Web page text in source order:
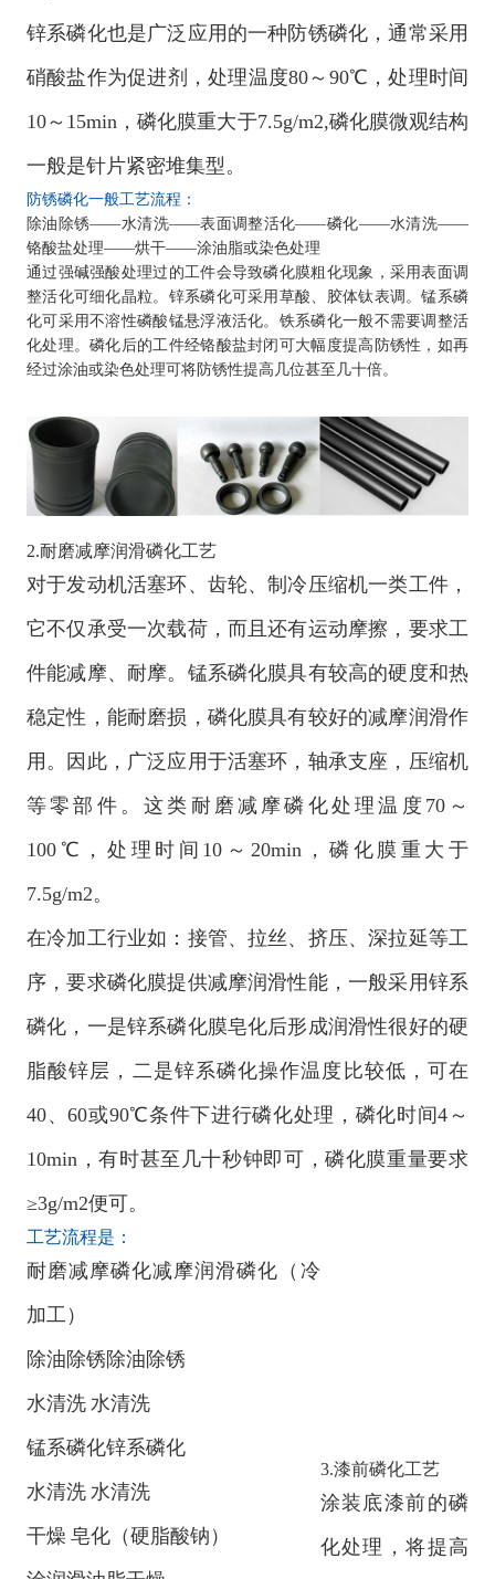
锌系磷化也是广泛应用的一种防锈磷化，通常采用
硝酸盐作为促进剂，处理温度80～90℃，处理时间
10～15min，磷化膜重大于7.5g/m2,磷化膜微观结构
一般是针片紧密堆集型。
防锈磷化一般工艺流程：
除油除锈——水清洗——表面调整活化——磷化——水清洗——
铬酸盐处理——烘干——涂油脂或染色处理
通过强碱强酸处理过的工件会导致磷化膜粗化现象，采用表面调
整活化可细化晶粒。锌系磷化可采用草酸、胶体钛表调。锰系磷
化可采用不溶性磷酸锰悬浮液活化。铁系磷化一般不需要调整活
化处理。磷化后的工件经铬酸盐封闭可大幅度提高防锈性，如再
经过涂油或染色处理可将防锈性提高几位甚至几十倍。
2.耐磨减摩润滑磷化工艺
对于发动机活塞环、齿轮、制冷压缩机一类工件，
它不仅承受一次载荷，而且还有运动摩擦，要求工
件能减摩、耐摩。锰系磷化膜具有较高的硬度和热
稳定性，能耐磨损，磷化膜具有较好的减摩润滑作
用。因此，广泛应用于活塞环，轴承支座，压缩机
等零部件。这类耐磨减摩磷化处理温度70～
100℃，处理时间10～20min，磷化膜重大于
7.5g/m2。
在冷加工行业如：接管、拉丝、挤压、深拉延等工
序，要求磷化膜提供减摩润滑性能，一般采用锌系
磷化，一是锌系磷化膜皂化后形成润滑性很好的硬
脂酸锌层，二是锌系磷化操作温度比较低，可在
40、60或90℃条件下进行磷化处理，磷化时间4～
10min，有时甚至几十秒钟即可，磷化膜重量要求
≥3g/m2便可。
工艺流程是：
耐磨减摩磷化减摩润滑磷化（冷
加工）
除油除锈除油除锈
水清洗 水清洗
锰系磷化锌系磷化
水清洗 水清洗
干燥 皂化（硬脂酸钠）
3.漆前磷化工艺
涂装底漆前的磷
化处理，将提高